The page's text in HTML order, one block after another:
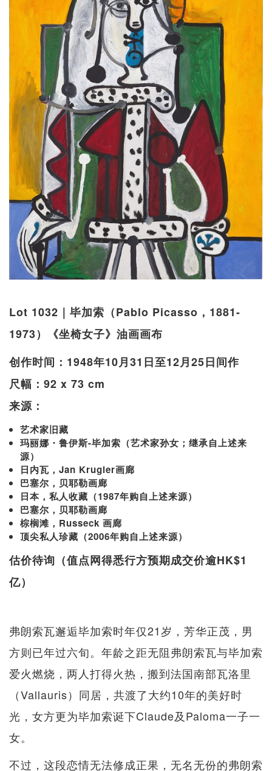
Lot 1032｜毕加索（Pablo Picasso，1881-
1973）《坐椅女子》油画画布
创作时间：1948年10月31日至12月25日间作
尺幅：92 x 73 cm
来源：
艺术家旧藏
玛丽娜・鲁伊斯-毕加索（艺术家孙女；继承自上述来
源）
日内瓦，Jan Krugier画廊
巴塞尔，贝耶勒画廊
日本，私人收藏（1987年购自上述来源）
巴塞尔，贝耶勒画廊
棕榈滩，Russeck 画廊
顶尖私人珍藏（2006年购自上述来源）
估价待询（值点网得悉行方预期成交价逾HK$1
亿）
弗朗索瓦邂逅毕加索时年仅21岁，芳华正茂，男
方则已年过六旬。年龄之距无阻弗朗索瓦与毕加索
爱火燃烧，两人打得火热，搬到法国南部瓦洛里
（Vallauris）同居，共渡了大约10年的美好时
光，女方更为毕加索诞下Claude及Paloma一子一
女。
不过，这段恋情无法修成正果，无名无份的弗朗索